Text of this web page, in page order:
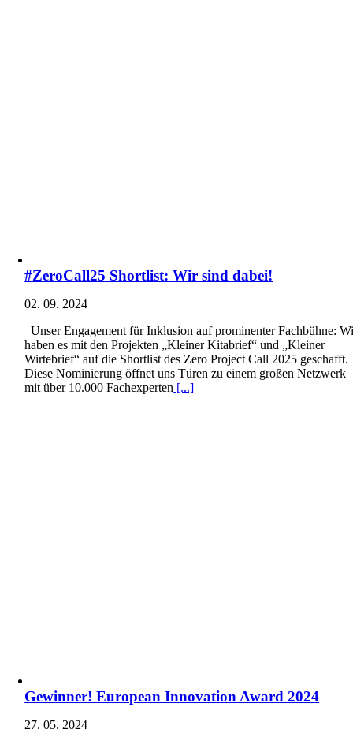
#ZeroCall25 Shortlist: Wir sind dabei!
02. 09. 2024
Unser Engagement für Inklusion auf prominenter Fachbühne:
haben es mit den Projekten „Kleiner Kitabrief“ und „Kleiner
Wirtebrief“ auf die Shortlist des Zero Project Call 2025 geschafft.
Diese Nominierung öffnet uns Türen zu einem großen Netzwerk
mit über 10.000 Fachexperten [...]
Gewinner! European Innovation Award 2024
27. 05. 2024